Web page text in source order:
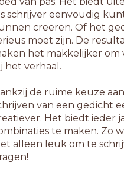
letterwoorden
schrijver eenvoudig
creëren. Of het
moet zijn. De
het makkelijker om
het verhaal.
de ruime keuze
van een gedicht
Het biedt ieder
te maken. Zo
alleen leuk om te